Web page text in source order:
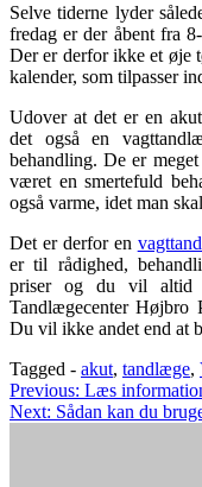
Selve tiderne lyder
fredag er der åbent fra
Der er derfor ikke et øje
kalender, som tilpasser
Udover at det er en
det også en
behandling. De er
været en smertefuld
også varme, idet man
Det er derfor en
er til rådighed,
priser og du vil altid
Tandlægecenter Højbro
Du vil ikke andet end at
Tagged - akut, tandlæge,
Previous: Læs
Next: Sådan kan du